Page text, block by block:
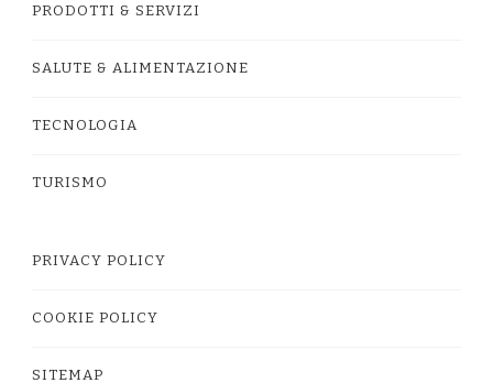
PRODOTTI & SERVIZI
SALUTE & ALIMENTAZIONE
TECNOLOGIA
TURISMO
PRIVACY POLICY
COOKIE POLICY
SITEMAP